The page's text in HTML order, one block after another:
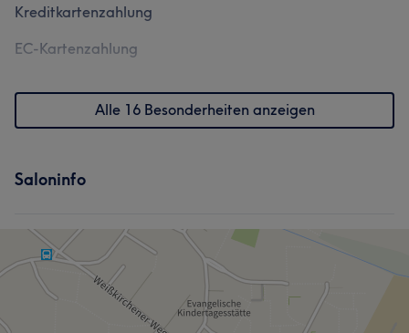
Kreditkartenzahlung
EC-Kartenzahlung
Alle 16 Besonderheiten anzeigen
Saloninfo